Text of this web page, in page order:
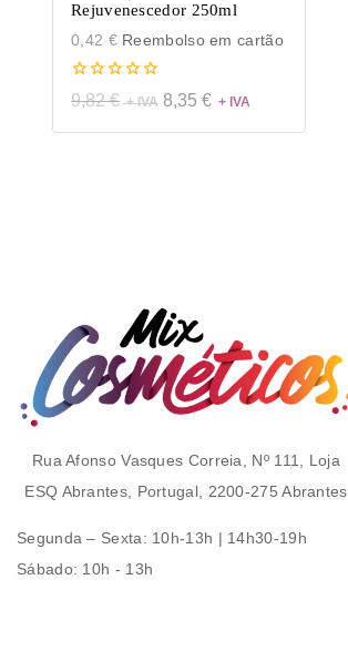
Rejuvenescedor 250ml
0,42 €Reembolso em cartão
0
de
9,82€ 8,35 €
Rua Afonso Vasques Correia, Nº 111, Loja
ESQ Abrantes, Portugal, 2200-275 Abrantes
Segunda – Sexta: 10h-13h | 14h30-19h
Sábado: 10h - 13h